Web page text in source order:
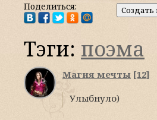
Поделиться: Создать
Тэги: поэма
Магия мечты [12]
Улыбнуло)